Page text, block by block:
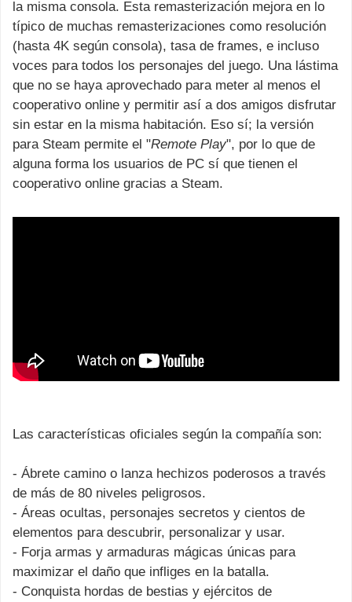
la misma consola. Esta remasterización mejora en lo
típico de muchas remasterizaciones como resolución
(hasta 4K según consola), tasa de frames, e incluso
voces para todos los personajes del juego. Una lástima
que no se haya aprovechado para meter al menos el
cooperativo online y permitir así a dos amigos disfrutar
sin estar en la misma habitación. Eso sí; la versión
para Steam permite el "Remote Play", por lo que de
alguna forma los usuarios de PC sí que tienen el
cooperativo online gracias a Steam.
Las características oficiales según la compañía son:
- Ábrete camino o lanza hechizos poderosos a través
de más de 80 niveles peligrosos.
- Áreas ocultas, personajes secretos y cientos de
elementos para descubrir, personalizar y usar.
- Forja armas y armaduras mágicas únicas para
maximizar el daño que infliges en la batalla.
- Conquista hordas de bestias y ejércitos de